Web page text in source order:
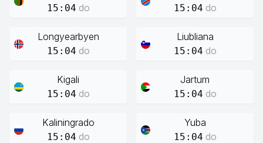
15:04 do 15:04 do
Longyearbyen
15:04 do
Liubliana
15:04 do
Kigali
15:04 do
Jartum
15:04 do
Kaliningrado
15:04 do
Yuba
15:04 do